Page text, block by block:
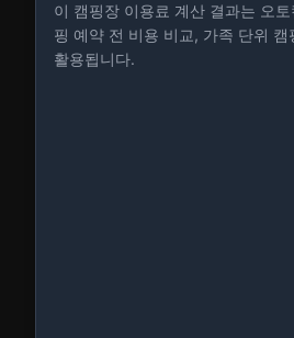
이 캠핑장 이용료 계산 결과는 오
핑 예약 전 비용 비교, 가족 단위
활용됩니다.